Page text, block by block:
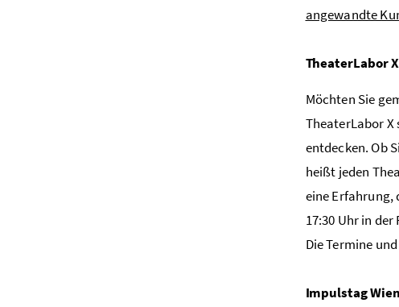
angewandte
TheaterLabor
Möchten Sie
TheaterLabor
entdecken. Ob
heißt jeden
eine Erfahrung,
17:30 Uhr in
Die Termine
Impulstag